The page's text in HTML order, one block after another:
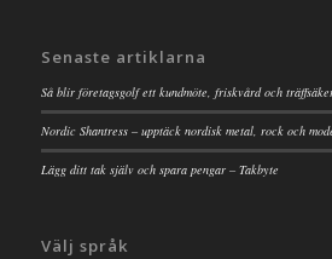
Senaste artiklarna
Så blir företagsgolf ett kundmöte, friskvård och
Nordic Shantress – upptäck nordisk metal, rock och
Lägg ditt tak själv och spara pengar – Takbyte
Välj språk